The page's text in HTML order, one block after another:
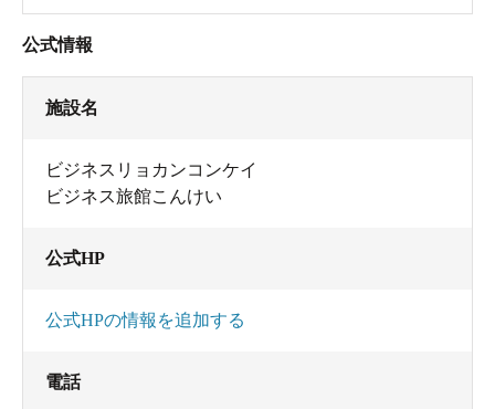
公式情報
施設名
ビジネスリョカンコンケイ
ビジネス旅館こんけい
公式HP
公式HPの情報を追加する
電話